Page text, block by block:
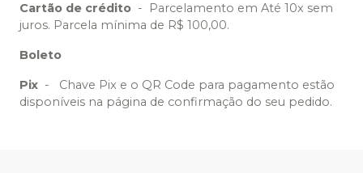
Cartão de crédito -
Parcelamento em Até 10x sem
juros. Parcela mínima de R$ 100,00.
Boleto
Pix -
Chave Pix e o QR Code para pagamento estão
disponíveis na página de confirmação do seu pedido.